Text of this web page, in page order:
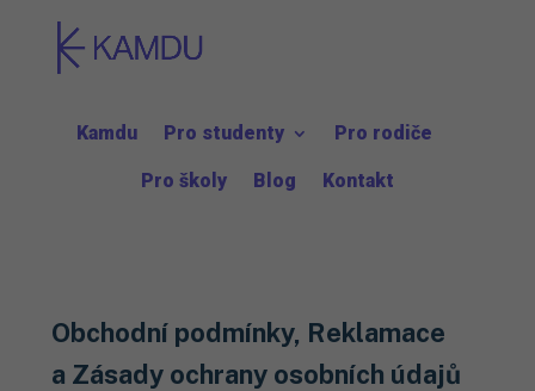
Kamdu Pro studenty Pro rodiče
Pro školy Blog Kontakt
Obchodní podmínky, Reklamace
a Zásady ochrany osobních údajů